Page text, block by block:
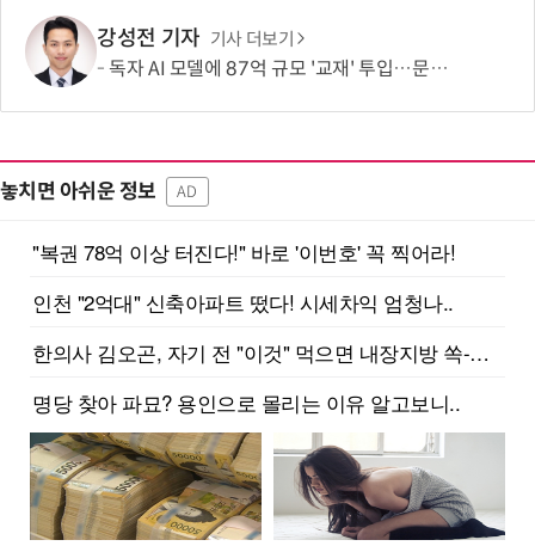
강성전 기자 기사 더보기
독자 AI 모델에 87억 규모 '교재' 투입…문제·전공책에 강의영상까지
놓치면 아쉬운 정보 AD